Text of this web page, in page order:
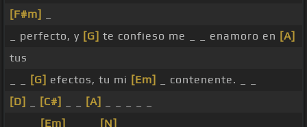
[F#m]
_ perfecto, y [G] te confieso me _ _ enamoro en [A]
tus
[G] efectos, tu mi [Em]
_ contenente. _ _
[D]
[C#] [A]
[Em] [N]